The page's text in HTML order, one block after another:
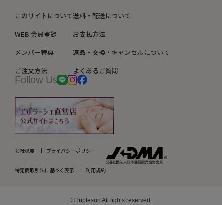
このサイトについて
WEB 会員登録
メンバー特典
ご注文方法
送料・配送について
お支払方法
返品・交換・キャンセルについて
よくあるご質問
Follow Us
会社概要 プライバシーポリシー
特定商取引法に基づく表示 利用規約
©Triplesun All rights reserved.